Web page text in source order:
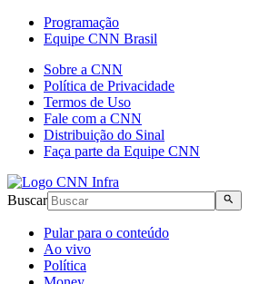
Programação
Equipe CNN Brasil
Sobre a CNN
Política de Privacidade
Termos de Uso
Fale com a CNN
Distribuição do Sinal
Faça parte da Equipe CNN
Buscar
Pular para o conteúdo
Ao vivo
Política